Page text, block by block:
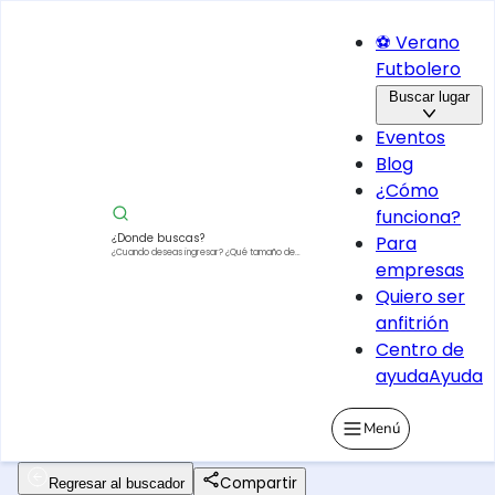
¿Donde buscas?
¿Cuando deseas ingresar?¿Qué tamaño de
⚽ Verano
Futbolero
Buscar lugar
Eventos
Blog
¿Cómo
funciona?
Para
empresas
Quiero ser
anfitrión
Centro de
ayudaAyuda
Menú
Regresar al buscador Compartir